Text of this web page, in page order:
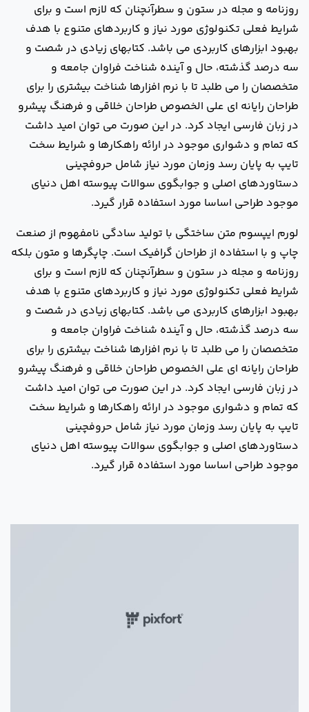
روزنامه و مجله در ستون و سطرآنچنان که لازم است و برای
شرایط فعلی تکنولوژی مورد نیاز و کاربردهای متنوع با هدف
بهبود ابزارهای کاربردی می باشد. کتابهای زیادی در شصت و
سه درصد گذشته، حال و آینده شناخت فراوان جامعه و
متخصصان را می طلبد تا با نرم افزارها شناخت بیشتری را برای
طراحان رایانه ای علی الخصوص طراحان خلاقی و فرهنگ پیشرو
در زبان فارسی ایجاد کرد. در این صورت می توان امید داشت
که تمام و دشواری موجود در ارائه راهکارها و شرایط سخت
تایپ به پایان رسد وزمان مورد نیاز شامل حروفچینی
دستاوردهای اصلی و جوابگوی سوالات پیوسته اهل دنیای
موجود طراحی اساسا مورد استفاده قرار گیرد.
لورم ایپسوم متن ساختگی با تولید سادگی نامفهوم از صنعت
چاپ و با استفاده از طراحان گرافیک است. چاپگرها و متون بلکه
روزنامه و مجله در ستون و سطرآنچنان که لازم است و برای
شرایط فعلی تکنولوژی مورد نیاز و کاربردهای متنوع با هدف
بهبود ابزارهای کاربردی می باشد. کتابهای زیادی در شصت و
سه درصد گذشته، حال و آینده شناخت فراوان جامعه و
متخصصان را می طلبد تا با نرم افزارها شناخت بیشتری را برای
طراحان رایانه ای علی الخصوص طراحان خلاقی و فرهنگ پیشرو
در زبان فارسی ایجاد کرد. در این صورت می توان امید داشت
که تمام و دشواری موجود در ارائه راهکارها و شرایط سخت
تایپ به پایان رسد وزمان مورد نیاز شامل حروفچینی
دستاوردهای اصلی و جوابگوی سوالات پیوسته اهل دنیای
موجود طراحی اساسا مورد استفاده قرار گیرد.